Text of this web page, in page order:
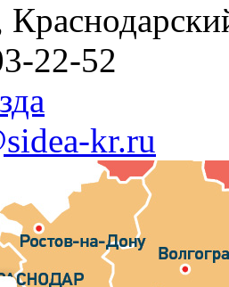
22-52
kr.ru